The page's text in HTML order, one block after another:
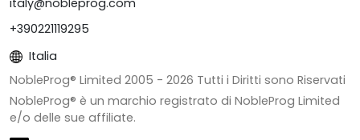
+390221119295
Italia
NobleProg® Limited 2005 - 2026 Tutti i Diritti sono Riservati
NobleProg® è un marchio registrato di NobleProg Limited
e/o delle sue affiliate.